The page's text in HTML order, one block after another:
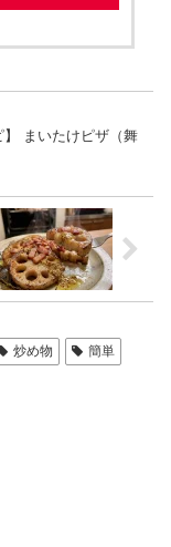
】 まいたけピザ（舞
炒め物 簡単